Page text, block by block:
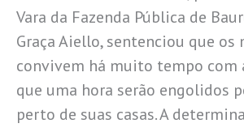
Vara da Fazenda Pública de
Graça Aiello, sentenciou que os
convivem há muito tempo com
que uma hora serão engolidos
perto de suas casas. A